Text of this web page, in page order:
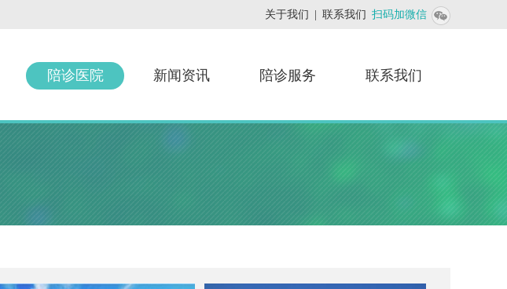
关于我们 联系我们 扫码加微信
添加联系人
陪诊医院 新闻资讯 陪诊服务 联系我们